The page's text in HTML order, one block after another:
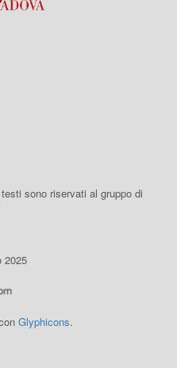
sono riservati al gruppo di
2025
Glyphicons.